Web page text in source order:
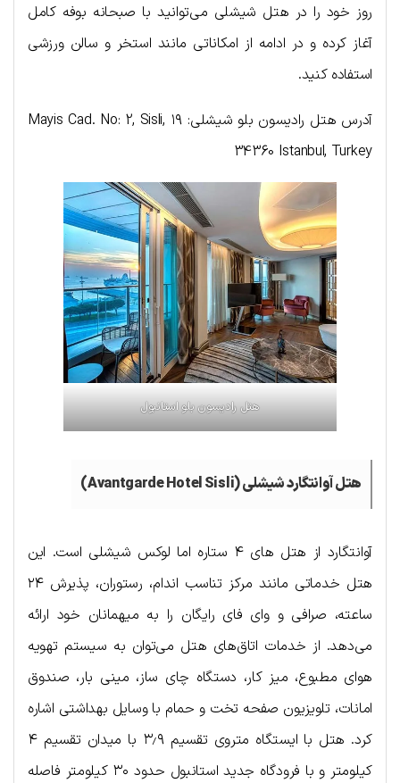
روز خود را در هتل شیشلی می‌توانید با صبحانه بوفه کامل
آغاز کرده و در ادامه از امکاناتی مانند استخر و سالن ورزشی
استفاده کنید.
آدرس هتل رادیسون بلو شیشلی: ۱۹ Mayis Cad. No: 2, Sisli,
34360 Istanbul, Turkey
هتل رادیسون بلو استانبول
هتل آوانتگارد شیشلی (Avantgarde Hotel Sisli)
آوانتگارد از هتل های ۴ ستاره اما لوکس شیشلی است. این
هتل خدماتی مانند مرکز تناسب اندام، رستوران، پذیرش ۲۴
ساعته، صرافی و وای فای رایگان را به میهمانان خود ارائه
می‌دهد. از خدمات اتاق‌های هتل می‌توان به سیستم تهویه
هوای مطبوع، میز کار، دستگاه چای ساز، مینی بار، صندوق
امانات، تلویزیون صفحه تخت و حمام با وسایل بهداشتی اشاره
کرد. هتل با ایستگاه متروی تقسیم ۳٫۹ با میدان تقسیم ۴
کیلومتر و با فرودگاه جدید استانبول حدود ۳۰ کیلومتر فاصله